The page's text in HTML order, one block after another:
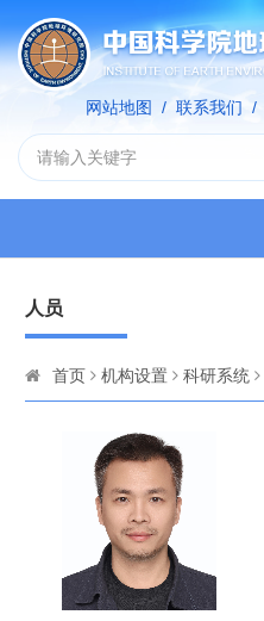
网站地图 / 联系我们 /
人员
首页 机构设置 科研系统